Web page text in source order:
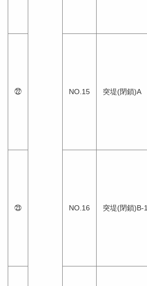
㉒ NO.15 突堤(閉鎖)A
㉓ NO.16 突堤(閉鎖)B-1